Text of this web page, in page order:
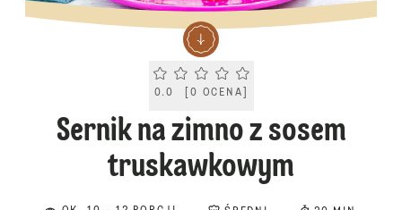
Current rating 0.0. Click to rate.
0.0 0 OCENA
Sernik na zimno z sosem
truskawkowym